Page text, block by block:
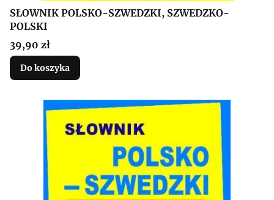
SŁOWNIK POLSKO-SZWEDZKI, SZWEDZKO-
POLSKI
Cena
39,90 zł
Do koszyka